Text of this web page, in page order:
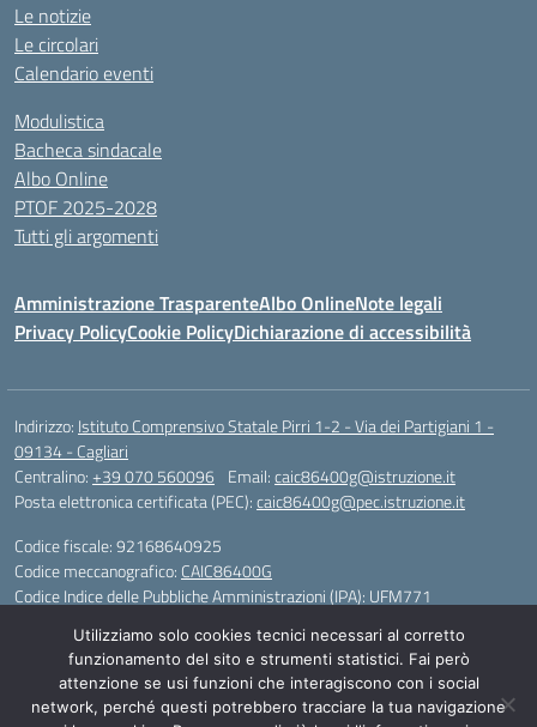
Le notizie
Le circolari
Calendario eventi
Modulistica
Bacheca sindacale
Albo Online
PTOF 2025-2028
Tutti gli argomenti
Amministrazione TrasparenteAlbo OnlineNote legali
Privacy PolicyCookie PolicyDichiarazione di accessibilità
Indirizzo: Istituto Comprensivo Statale Pirri 1-2 - Via dei Partigiani 1 -
09134 - Cagliari
Centralino:+39 070 560096 Email:caic86400g@istruzione.it
Posta elettronica certificata (PEC):caic86400g@pec.istruzione.it
Codice fiscale: 92168640925
Codice meccanografico: CAIC86400G
Codice Indice delle Pubbliche Amministrazioni (IPA): UFM771
IBAN - IT 46 W 0101504808000070626497
Idea e progetto di Designers Italia
Utilizziamo solo cookies tecnici necessari al corretto
funzionamento del sito e strumenti statistici. Fai però
attenzione se usi funzioni che interagiscono con i social
network, perché questi potrebbero tracciare la tua navigazione